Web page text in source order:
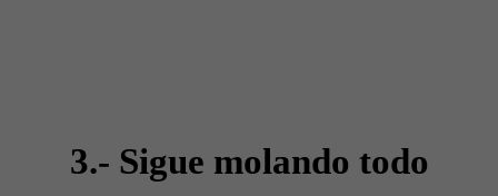
3.- Sigue molando todo